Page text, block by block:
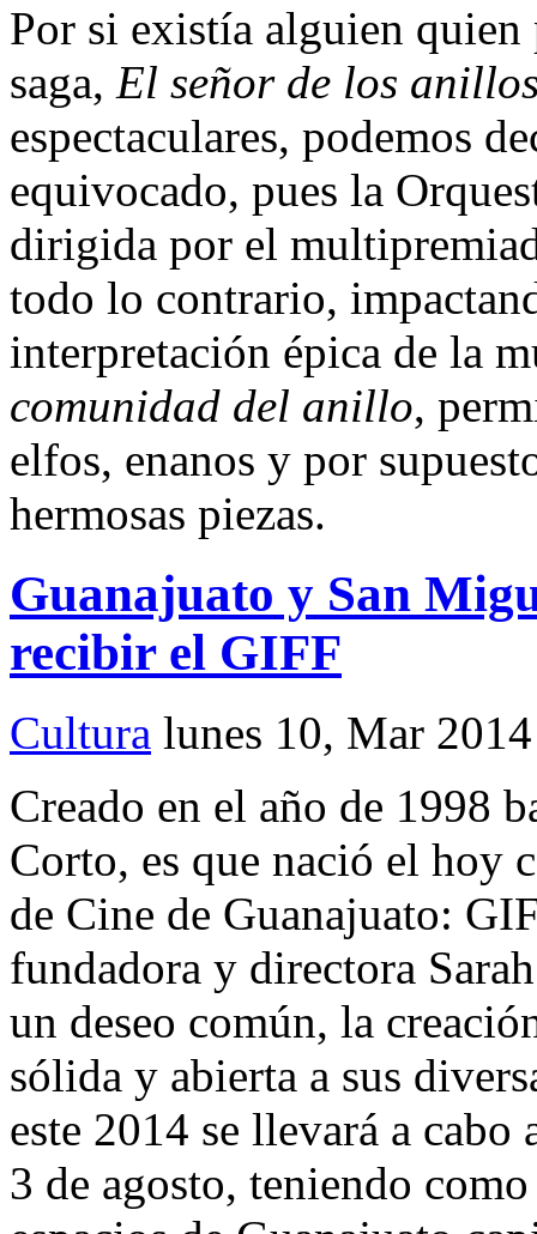
Por si existía alguien quien
saga, El señor de los
espectaculares, podemos
equivocado, pues la
dirigida por el
todo lo contrario,
interpretación épica de la
comunidad del anillo,
elfos, enanos y por
hermosas piezas.
Guanajuato y San
recibir el GIFF
Cultura lunes 10, Mar 2014
Creado en el año de 1998
Corto, es que nació el hoy
de Cine de Guanajuato:
fundadora y directora
un deseo común, la
sólida y abierta a sus
este 2014 se llevará a
3 de agosto, teniendo